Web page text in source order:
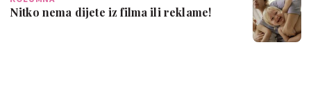
Nitko nema dijete iz filma ili reklame!